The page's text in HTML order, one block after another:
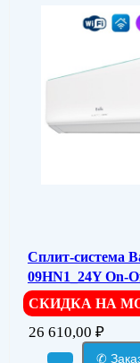
Сплит-система
09HN1_24Y On-
СКИДКА НА
26 610,00 ₽
✆